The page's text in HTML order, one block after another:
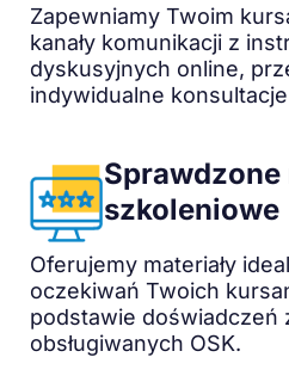
Zapewniamy Twoim
kanały komunikacji z
dyskusyjnych online,
indywidualne
Sprawdzone
szkoleniowe
Oferujemy materiały
oczekiwań Twoich
podstawie doświadczeń
obsługiwanych OSK.